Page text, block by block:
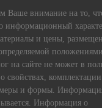
Ваше внимание на то,
информационный
и цены,
на сайте не может в
свойствах,
и формы.
Информация о